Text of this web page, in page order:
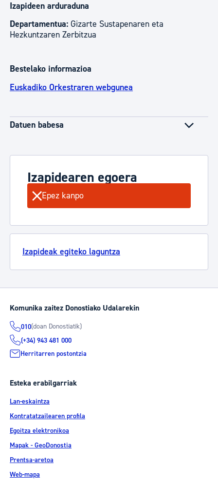
Izapideen arduraduna
Departamentua: Gizarte Sustapenaren eta
Hezkuntzaren Zerbitzua
Bestelako informazioa
Euskadiko Orkestraren webgunea
Datuen babesa
Izapidearen egoera
Epez kanpo
Izapideak egiteko laguntza
Komunika zaitez Donostiako Udalarekin
010(doan Donostiatik)
(+34) 943 481 000
Herritarren postontzia
Esteka erabilgarriak
Lan-eskaintza
Kontratatzailearen profila
Egoitza elektronikoa
Mapak - GeoDonostia
Prentsa-aretoa
Web-mapa